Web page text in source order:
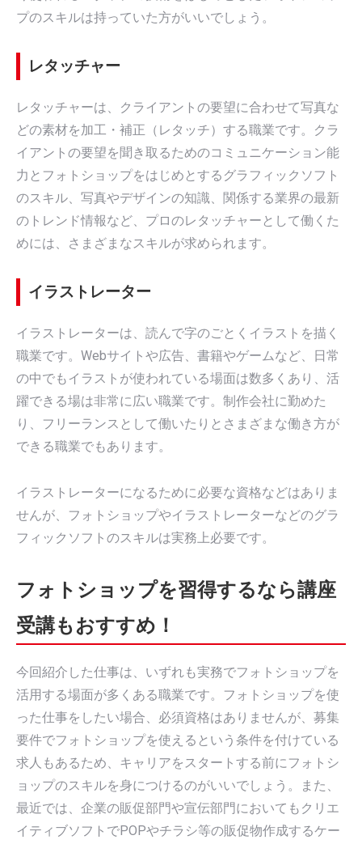
プのスキルは持っていた方がいいでしょう。
レタッチャー
レタッチャーは、クライアントの要望に合わせて写真な
どの素材を加工・補正（レタッチ）する職業です。クラ
イアントの要望を聞き取るためのコミュニケーション能
力とフォトショップをはじめとするグラフィックソフト
のスキル、写真やデザインの知識、関係する業界の最新
のトレンド情報など、プロのレタッチャーとして働くた
めには、さまざまなスキルが求められます。
イラストレーター
イラストレーターは、読んで字のごとくイラストを描く
職業です。Webサイトや広告、書籍やゲームなど、日常
の中でもイラストが使われている場面は数多くあり、活
躍できる場は非常に広い職業です。制作会社に勤めた
り、フリーランスとして働いたりとさまざまな働き方が
できる職業でもあります。
イラストレーターになるために必要な資格などはありま
せんが、フォトショップやイラストレーターなどのグラ
フィックソフトのスキルは実務上必要です。
フォトショップを習得するなら講座
受講もおすすめ！
今回紹介した仕事は、いずれも実務でフォトショップを
活用する場面が多くある職業です。フォトショップを使
った仕事をしたい場合、必須資格はありませんが、募集
要件でフォトショップを使えるという条件を付けている
求人もあるため、キャリアをスタートする前にフォトシ
ョップのスキルを身につけるのがいいでしょう。また、
最近では、企業の販促部門や宣伝部門においてもクリエ
イティブソフトでPOPやチラシ等の販促物作成するケー